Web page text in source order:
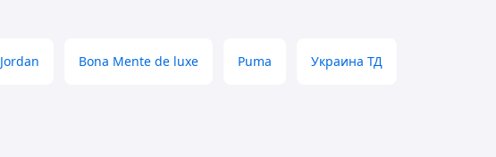
Jordan Bona Mente de luxe Puma Украина ТД